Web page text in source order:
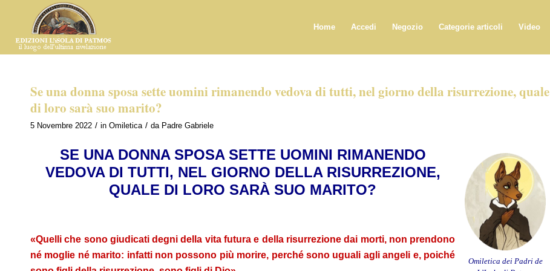
Home Accedi Negozio Categorie articoli Video
Se una donna sposa sette uomini rimanendo vedova di tutti, nel giorno della risurrezione, quale
di loro sarà suo marito?
5 Novembre 2022 / in Omiletica / da Padre Gabriele
Omiletica dei Padri de
SE UNA DONNA SPOSA SETTE UOMINI RIMANENDO
VEDOVA DI TUTTI, NEL GIORNO DELLA RISURREZIONE,
QUALE DI LORO SARÀ SUO MARITO?
«Quelli che sono giudicati degni della vita futura e della risurrezione dai morti, non prendono
né moglie né marito: infatti non possono più morire, perché sono uguali agli angeli e, poiché